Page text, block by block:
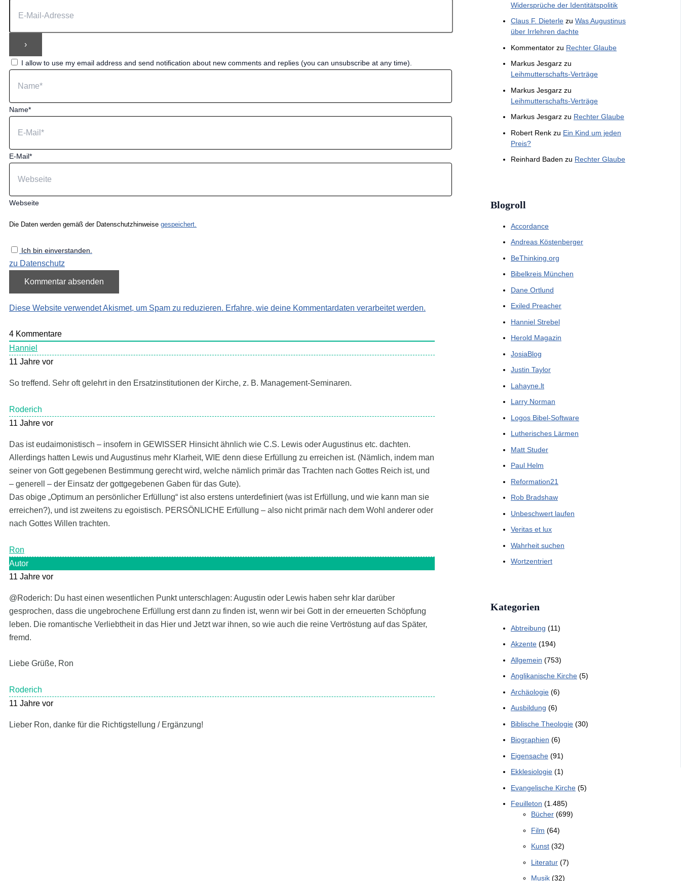
I allow to use my email address and send notification about new comments and replies (you can unsubscribe at any time).
Name*
E-Mail*
Webseite
Die Daten werden gemäß der Datenschutzhinweise gespeichert.
Ich bin einverstanden.
zu Datenschutz
Diese Website verwendet Akismet, um Spam zu reduzieren. Erfahre, wie deine Kommentardaten verarbeitet werden.
4 Kommentare
Hanniel
11 Jahre vor
So treffend. Sehr oft gelehrt in den Ersatzinstitutionen der Kirche, z. B. Management-Seminaren.
Roderich
11 Jahre vor
Das ist eudaimonistisch – insofern in GEWISSER Hinsicht ähnlich wie C.S. Lewis oder Augustinus etc. dachten.
Allerdings hatten Lewis und Augustinus mehr Klarheit, WIE denn diese Erfüllung zu erreichen ist. (Nämlich, indem man
seiner von Gott gegebenen Bestimmung gerecht wird, welche nämlich primär das Trachten nach Gottes Reich ist, und
– generell – der Einsatz der gottgegebenen Gaben für das Gute).
Das obige „Optimum an persönlicher Erfüllung“ ist also erstens unterdefiniert (was ist Erfüllung, und wie kann man sie
erreichen?), und ist zweitens zu egoistisch. PERSÖNLICHE Erfüllung – also nicht primär nach dem Wohl anderer oder
nach Gottes Willen trachten.
Ron
Autor
11 Jahre vor
@Roderich: Du hast einen wesentlichen Punkt unterschlagen: Augustin oder Lewis haben sehr klar darüber
gesprochen, dass die ungebrochene Erfüllung erst dann zu finden ist, wenn wir bei Gott in der erneuerten Schöpfung
leben. Die romantische Verliebtheit in das Hier und Jetzt war ihnen, so wie auch die reine Vertröstung auf das Später,
fremd.
Liebe Grüße, Ron
Roderich
11 Jahre vor
Lieber Ron, danke für die Richtigstellung / Ergänzung!
Widersprüche der Identitätspolitik
Claus F. Dieterle zu Was Augustinus
über Irrlehren dachte
Kommentator zu Rechter Glaube
Markus Jesgarz zu
Leihmutterschafts-Verträge
Markus Jesgarz zu
Leihmutterschafts-Verträge
Markus Jesgarz zu Rechter Glaube
Robert Renk zu Ein Kind um jeden
Preis?
Reinhard Baden zu Rechter Glaube
Blogroll
Accordance
Andreas Köstenberger
BeThinking.org
Bibelkreis München
Dane Ortlund
Exiled Preacher
Hanniel Strebel
Herold Magazin
JosiaBlog
Justin Taylor
Lahayne.lt
Larry Norman
Logos Bibel-Software
Lutherisches Lärmen
Matt Studer
Paul Helm
Reformation21
Rob Bradshaw
Unbeschwert laufen
Veritas et lux
Wahrheit suchen
Wortzentriert
Kategorien
Abtreibung (11)
Akzente (194)
Allgemein (753)
Anglikanische Kirche (5)
Archäologie (6)
Ausbildung (6)
Biblische Theologie (30)
Biographien (6)
Eigensache (91)
Ekklesiologie (1)
Evangelische Kirche (5)
Feuilleton (1.485)
Bücher (699)
Film (64)
Kunst (32)
Literatur (7)
Musik (32)